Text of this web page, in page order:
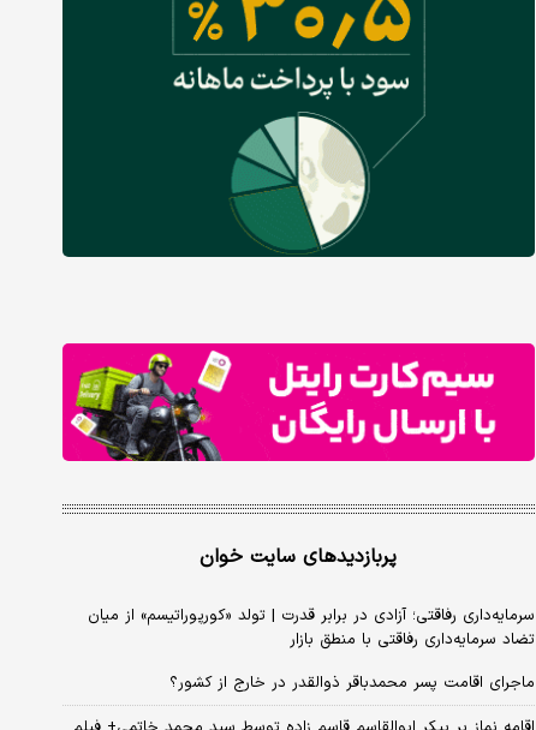
پربازدیدهای سایت خوان
سرمایه‌داری رفاقتی؛ آزادی در برابر قدرت | تولد «کورپوراتیسم» از میان
تضاد سرمایه‌داری رفاقتی با منطق بازار
ماجرای اقامت پسر محمدباقر ذوالقدر در خارج از کشور؟